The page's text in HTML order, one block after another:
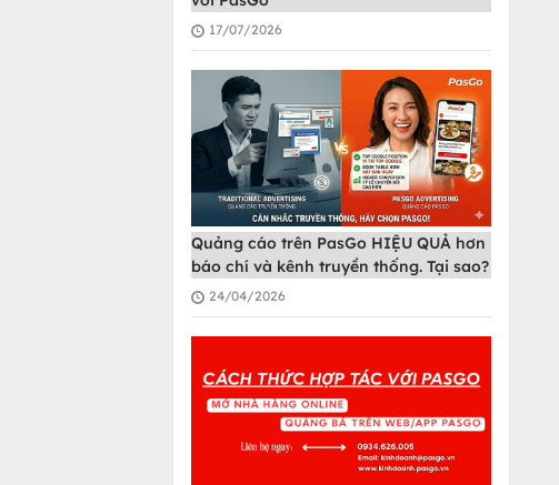
17/07/2026
Quảng cáo trên PasGo HIỆU QUẢ hơn
báo chí và kênh truyền thống. Tại sao?
24/04/2026